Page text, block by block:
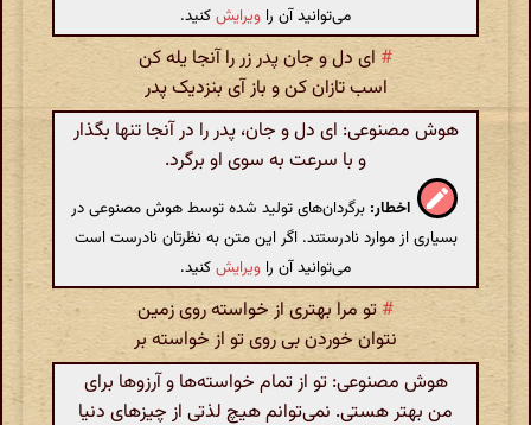
می‌توانید آن را ویرایشکنید.
#ای دل و جان پدر زر را آنجا یله کن
اسب تازان کن و باز آی بنزدیک پدر
هوش مصنوعی: ای دل و جان، پدر را در آنجا تنها بگذار
و با سرعت به سوی او برگرد.
اخطار: برگردان‌های تولید شده توسط هوش مصنوعی در
بسیاری از موارد نادرستند. اگر این متن به نظرتان نادرست است
می‌توانید آن را ویرایشکنید.
# تو مرا بهتری از خواسته روی زمین
نتوان خوردن بی روی تو از خواسته بر
هوش مصنوعی: تو از تمام خواسته‌ها و آرزوها برای
من بهتر هستی. نمی‌توانم هیچ لذتی از چیزهای دنیا